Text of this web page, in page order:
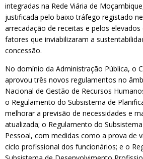
integradas na Rede Viária de
justificada pelo baixo tráfego registado
arrecadação de receitas e pelos
fatores que inviabilizaram a
concessão.
No domínio da Administração Pública, o
aprovou três novos regulamentos no
Nacional de Gestão de Recursos
o Regulamento do Subsistema de
melhorar a previsão de necessidades e
atualizada; o Regulamento do
Pessoal, com medidas como a prova de
ciclo profissional dos funcionários; e o